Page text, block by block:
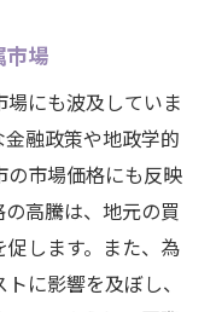
コツ
法の紹介
報
場の展望
見極めるための
する方法
市場
にも波及していま
融政策や地政学的
の市場価格にも反映
高騰は、地元の買
します。また、為
に影響を及ぼし、